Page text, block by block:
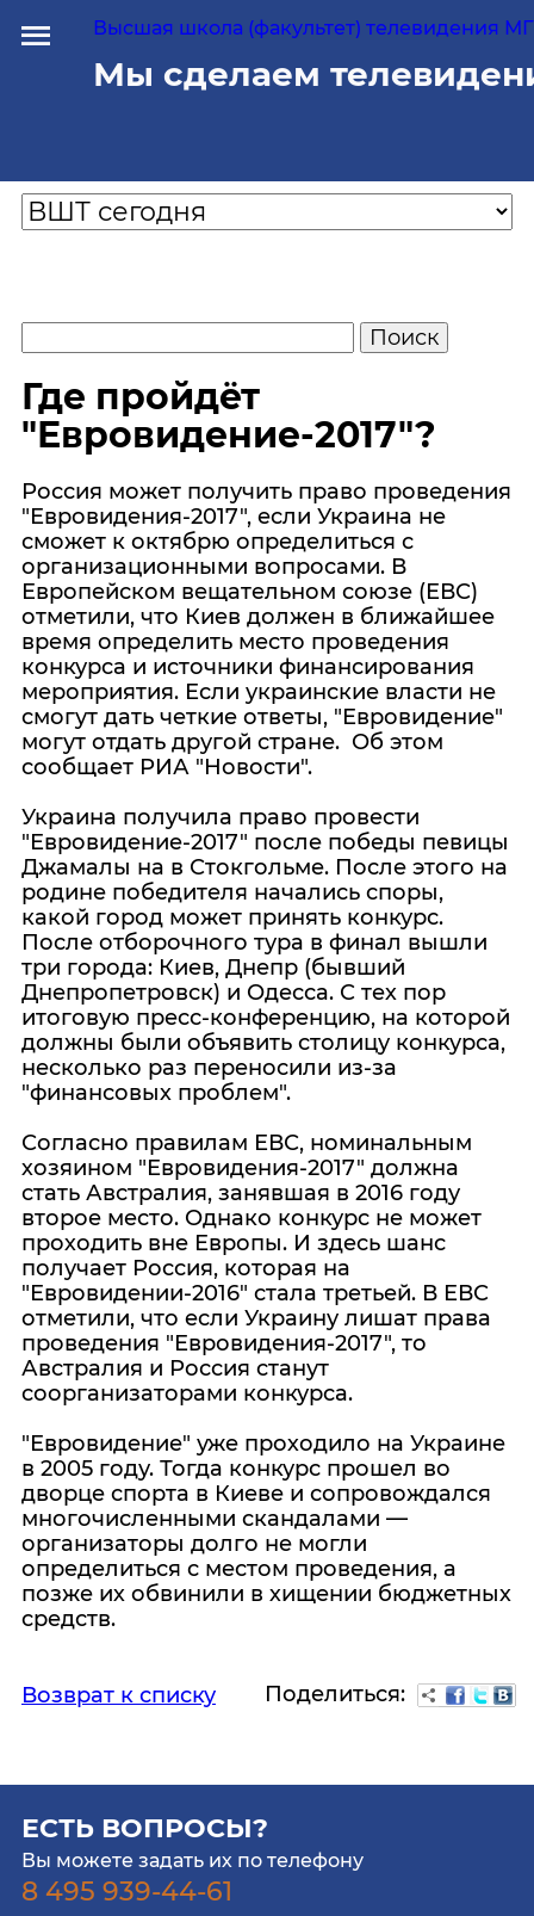
Высшая школа (факультет) телевидения
Мы сделаем
Где пройдёт
"Евровидение-2017"?
Россия может получить право проведения
"Евровидения-2017", если Украина не
сможет к октябрю определиться с
организационными вопросами. В
Европейском вещательном союзе (ЕВС)
отметили, что Киев должен в ближайшее
время определить место проведения
конкурса и источники финансирования
мероприятия. Если украинские власти не
смогут дать четкие ответы, "Евровидение"
могут отдать другой стране. Об этом
сообщает РИА "Новости".
Украина получила право провести
"Евровидение-2017" после победы певицы
Джамалы на в Стокгольме. После этого на
родине победителя начались споры,
какой город может принять конкурс.
После отборочного тура в финал вышли
три города: Киев, Днепр (бывший
Днепропетровск) и Одесса. С тех пор
итоговую пресс-конференцию, на которой
должны были объявить столицу конкурса,
несколько раз переносили из-за
"финансовых проблем".
Согласно правилам ЕВС, номинальным
хозяином "Евровидения-2017" должна
стать Австралия, занявшая в 2016 году
второе место. Однако конкурс не может
проходить вне Европы. И здесь шанс
получает Россия, которая на
"Евровидении-2016" стала третьей. В ЕВС
отметили, что если Украину лишат права
проведения "Евровидения-2017", то
Австралия и Россия станут
соорганизаторами конкурса.
"Евровидение" уже проходило на Украине
в 2005 году. Тогда конкурс прошел во
дворце спорта в Киеве и сопровождался
многочисленными скандалами —
организаторы долго не могли
определиться с местом проведения, а
позже их обвинили в хищении бюджетных
средств.
Возврат к списку Поделиться:
ЕСТЬ ВОПРОСЫ?
Вы можете задать их по телефону
8 495 939-44-61